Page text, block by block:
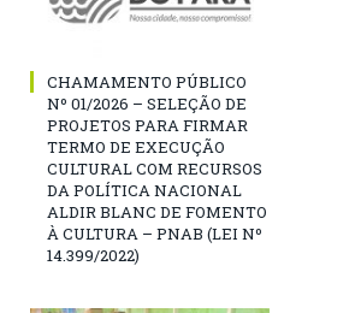
CHAMAMENTO PÚBLICO
Nº 01/2026 – SELEÇÃO DE
PROJETOS PARA FIRMAR
TERMO DE EXECUÇÃO
CULTURAL COM RECURSOS
DA POLÍTICA NACIONAL
ALDIR BLANC DE FOMENTO
À CULTURA – PNAB (LEI Nº
14.399/2022)